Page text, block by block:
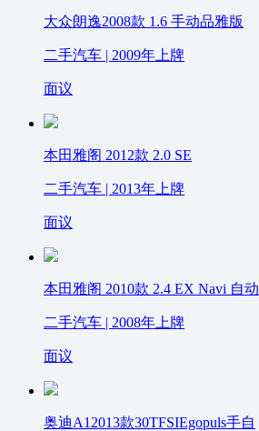
大众朗逸2008款 1.6 手动品雅版
二手汽车 | 2009年上牌
面议
本田雅阁 2012款 2.0 SE
二手汽车 | 2013年上牌
面议
本田雅阁 2010款 2.4 EX Navi 自动
二手汽车 | 2008年上牌
面议
奥迪A12013款30TFSIEgopuls手自